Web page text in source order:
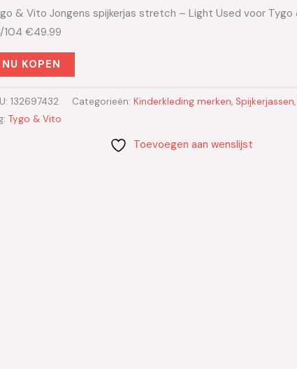
& Vito Jongens spijkerjas stretch – Light Used voor
104 €49.99
NU KOPEN
132697432 Categorieën: Kinderkleding merken, Spijkerjassen,
Tygo & Vito
Toevoegen aan wenslijst